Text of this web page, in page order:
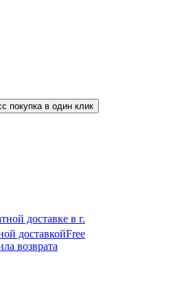
покупка в один клик
доставке в г.
доставкойFree
возврата